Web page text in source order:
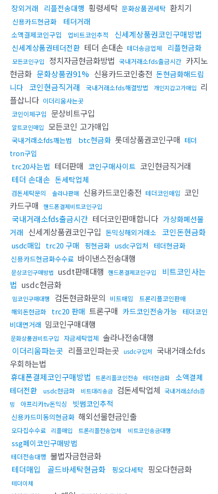
장외거래 리플전송대행 횡령세탁 문화상품권세탁 환치기
신용카드현금화 테더거래
소액결제코인구입 업비트코인추적 신세계상품권코인구매방법
신세계상품권테더전환 테더 손대손 테더송금업체 리플현금화
모든코인구입 정치자금현금화방법 국내거래소fds출금시간 카지노
현금화 문화상품권91% 신용카드코인충전 돈현금화해드립
니다 코인현금직거래 국내거래소fds해결방법 개인지갑고가매입 리
플삽니다 이더리움사는곳
코인이체구입 문상비트구입
알트코인매입 모든코인 고가매입
국내거래소fds깨는법 btc현금화 롯데상품권코인구매 테더
tron구입
trc20사는법 테더판매 코인구매사이트 코인현금직거래
테더 손대손 돈세탁업체
검돈세탁문의 솔라나판매 신용카드코인충전 테더코인매입 코인
카드구매
핸드폰결제비트코인구입
국내거래소fds출금시간 테더코인판매합니다 가상화폐선물
거래 신세계상품권코인구입 돈믹싱해외거래소 코인돈현금화
usdc매입 trc20 구매 핑현금화 usdc구입처
테더현금화
신용카드현금화수수료 바이낸스전송대행
문상코인구매방법 usdt판매대행 핸드폰결제코인구입
비트코인사는
법 usdc현금화
밈코인구매대행 검돈현금화문의 비트매입
트론리플코인판매
해외돈현금화
trc20 판매 트론구매 카드코인전송가능
테더코인
비대면거래 밈코인구매대행
문화상품권비트구입 자금세탁업체 솔라나전송대행
이더리움파는곳 리플코인파는곳 usdc구입처
국내거래소fds
우회하는법
휴대폰결제코인구매방법
트론리플코인전송 테더현금화
소액결제
테더전환
usdc현금화 비트대리송금 검돈세탁업체 국내거래소fds증
빙
아프리카tv돈믹싱 빗썸코인추적
신용카드미동의현금화 해외선물현금인출
오다집수수료 리플매입 트론리플전송업체 비트코인송금대행
ssg페이코인구매방법
테더전송대행 불법자금현금화
테더매입
골드바세탁현금화 핑오다세탁 핑오다현금화
테더이체